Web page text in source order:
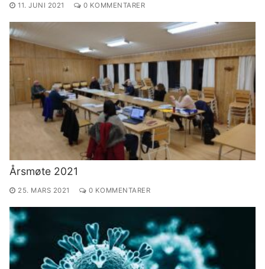
11. JUNI 2021 0 KOMMENTARER
Årsmøte 2021
25. MARS 2021 0 KOMMENTARER